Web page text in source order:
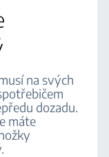
na svých
dozadu.
máte